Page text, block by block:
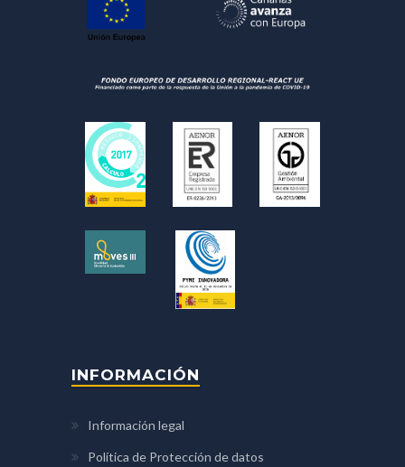
INFORMACIÓN
Información legal
Política de Protección de datos